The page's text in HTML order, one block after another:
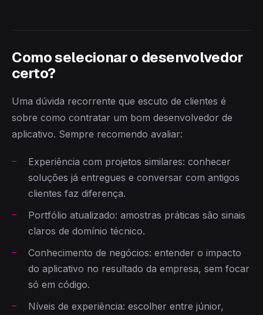
Como selecionar o desenvolvedor
certo?
Uma dúvida recorrente que escuto de clientes é
sobre como contratar um bom desenvolvedor de
aplicativo. Sempre recomendo avaliar:
Experiência com projetos similares: conhecer
soluções já entregues e conversar com antigos
clientes faz diferença.
Portfólio atualizado: amostras práticas são sinais
claros de domínio técnico.
Conhecimento de negócios: entender o impacto
do aplicativo no resultado da empresa, sem focar
só em código.
Níveis de experiência: escolher entre júnior,